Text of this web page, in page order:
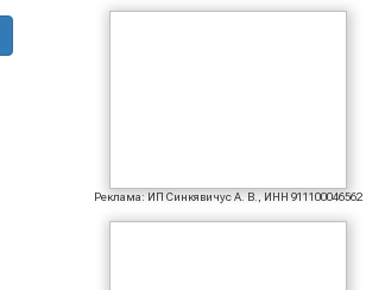
Реклама: ИП Синкявичус А. В., ИНН 911100046562